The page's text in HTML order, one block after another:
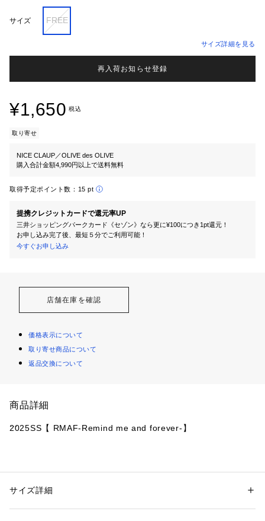
サイズ FREE
サイズ詳細を見る
再入荷お知らせ登録
¥1,650 税込
取り寄せ
NICE CLAUP／OLIVE des OLIVE
購入合計金額4,990円以上で送料無料
取得予定ポイント数： 15 pt
提携クレジットカードで還元率UP
三井ショッピングパークカード《セゾン》なら更に¥100につき1pt還元！
お申し込み完了後、最短５分でご利用可能！
今すぐお申し込み
店舗在庫を確認
価格表示について
取り寄せ商品について
返品交換について
商品詳細
2025SS【 RMAF-Remind me and forever-】
カジノチップチャーム　11.5×21
性別：レディース
素材：【ハートチャーム】合成皮革 亜鉛合金 ナイロン
サイズ詳細